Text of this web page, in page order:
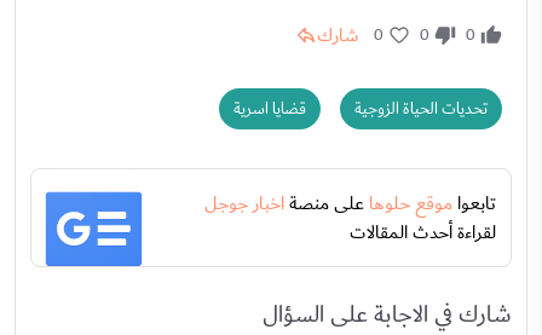
0
0
0 شارك
تحديات الحياة الزوجية قضايا اسرية
تابعواموقع حلوهاعلى منصةاخبار جوجل
لقراءة أحدث المقالات
شارك في الاجابة على السؤال